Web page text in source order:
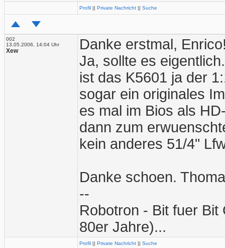
Profil || Private Nachricht || Suche
002
13.05.2006, 14:04 Uhr
Xew
Danke erstmal,
Ja, sollte es
ist das K5601 ja der
sogar ein originales
es mal im Bios als
dann zum
kein anderes 51/4"
Danke schoen.
--
Robotron - Bit fuer
80er Jahre)...
Profil || Private Nachricht || Suche